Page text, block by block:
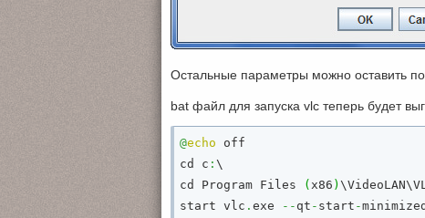
Остальные параметры можно оставить
bat файл для запуска vlc теперь будет
@echo off
cd c : \
cd Program Files
( x86 )
start vlc . exe -- qt - start -